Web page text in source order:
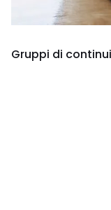
Gruppi di